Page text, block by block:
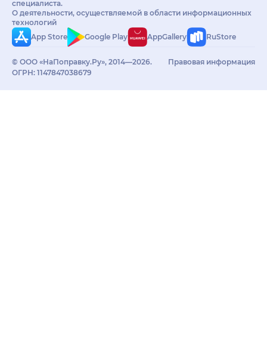
специалиста.
О деятельности, осуществляемой в области информационных
технологий
App Store
Google Play AppGallery RuStore
© ООО «НаПоправку.Ру», 2014—2026.
ОГРН: 1147847038679
Правовая информация